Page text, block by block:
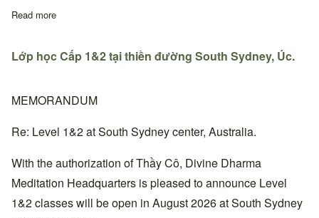
Read more
Lớp học Cấp 1&2 tại thiền đường South Sydney, Úc.
MEMORANDUM
Re: Level 1&2 at South Sydney center, Australia.
With the authorization of Thầy Cô, Divine Dharma
Meditation Headquarters is pleased to announce Level
1&2 classes will be open in August 2026 at South Sydney